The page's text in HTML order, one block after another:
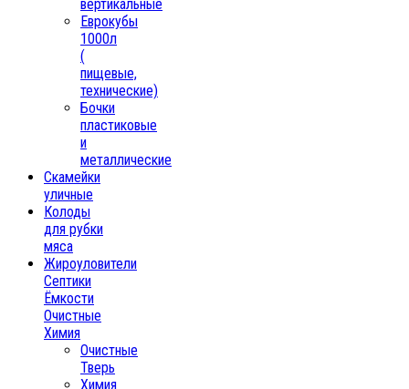
вертикальные
Еврокубы
1000л
(
пищевые,
технические)
Бочки
пластиковые
и
металлические
Скамейки
уличные
Колоды
для рубки
мяса
Жироуловители
Септики
Ёмкости
Очистные
Химия
Очистные
Тверь
Химия